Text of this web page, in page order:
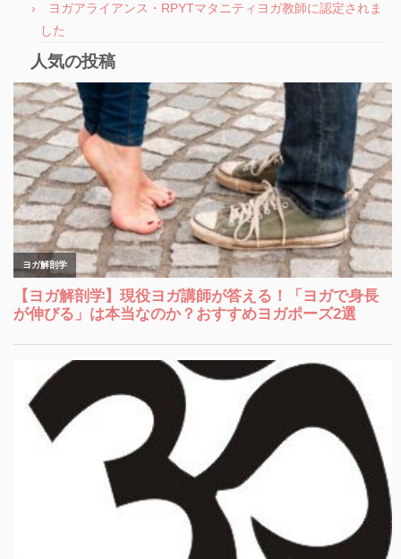
ヨガアライアンス・RPYTマタニティヨガ教師に認定されま
した
人気の投稿